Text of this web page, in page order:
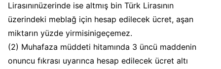
Lirasınınüzerinde ise altmış bin Türk Lirasının
üzerindeki meblağ için hesap edilecek ücret, aşan
miktarın yüzde yirmisinigeçemez.
(2) Muhafaza müddeti hitamında 3 üncü maddenin
onuncu fıkrası uyarınca hesap edilecek ücret altı